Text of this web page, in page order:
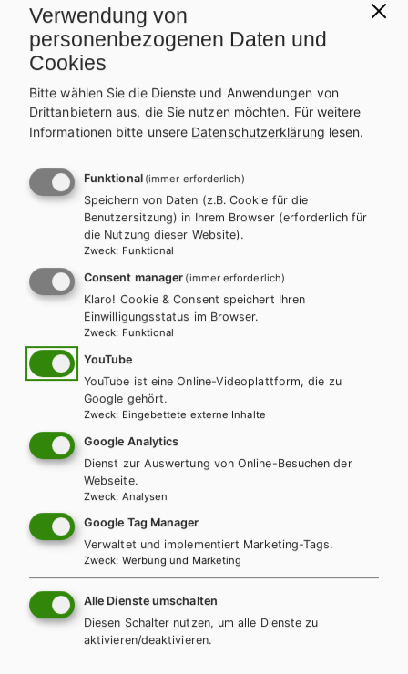
Grundlagenwissen wird mithilfe abwechslungsreicher
Aufgabenstellungen wiederholt und gefestigt. Darüber hinaus
sind Lernsituationen sowie Arbeitsaufträge und Methoden zum
kompetenzorientierten Lernen enthalten. Komplexe
Prüfungsaufgaben und Lernarrangements zu interdisziplinärem
und handlungsorientiertem Arbeiten runden das Arbeitsbuch ab.
WEITERLESEN
Weitere Bände dieser
Schulbuchreihe
Verwendung von
personenbezogenen Daten und
Cookies
Bitte wählen Sie die Dienste und Anwendungen von
Drittanbietern aus, die Sie nutzen möchten. Für weitere
Informationen bitte unsere Datenschutzerklärung lesen.
Funktional (immer erforderlich)
Speichern von Daten (z.B. Cookie für die
Benutzersitzung) in Ihrem Browser (erforderlich für
die Nutzung dieser Website).
Zweck: Funktional
Consent manager (immer erforderlich)
Klaro! Cookie & Consent speichert Ihren
Einwilligungsstatus im Browser.
Zweck: Funktional
YouTube
YouTube ist eine Online-Videoplattform, die zu
Google gehört.
Zweck: Eingebettete externe Inhalte
Google Analytics
Dienst zur Auswertung von Online-Besuchen der
Webseite.
Zweck: Analysen
Google Tag Manager
Verwaltet und implementiert Marketing-Tags.
Zweck: Werbung und Marketing
Alle Dienste umschalten
Diesen Schalter nutzen, um alle Dienste zu
aktivieren/deaktivieren.